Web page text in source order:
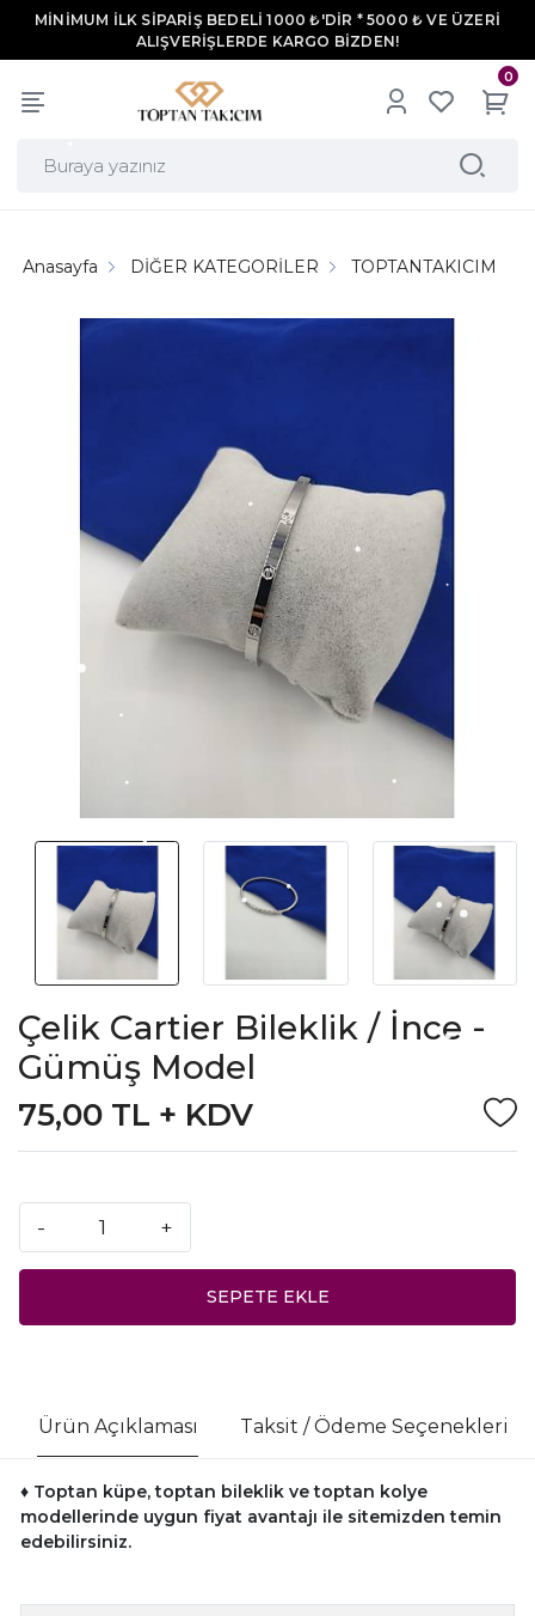
MİNİMUM İLK SİPARİŞ BEDELİ 1000 ₺'DİR * 5000 ₺ VE ÜZERİ
ALIŞVERİŞLERDE KARGO BİZDEN!
0
Anasayfa DİĞER KATEGORİLER TOPTANTAKICIM
Çelik Cartier Bileklik / İnce -
Gümüş Model
75,00 TL + KDV
- +
SEPETE EKLE
Ürün Açıklaması Taksit / Ödeme Seçenekleri
♦ Toptan küpe, toptan bileklik ve toptan kolye
modellerinde uygun fiyat avantajı ile sitemizden temin
edebilirsiniz.